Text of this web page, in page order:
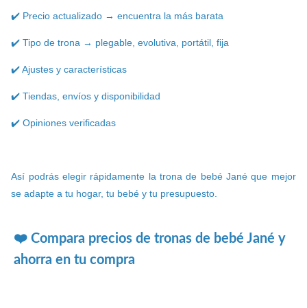
✔️ Precio actualizado → encuentra la más barata
✔️ Tipo de trona → plegable, evolutiva, portátil, fija
✔️ Ajustes y características
✔️ Tiendas, envíos y disponibilidad
✔️ Opiniones verificadas
Así podrás elegir rápidamente la trona de bebé Jané que mejor
se adapte a tu hogar, tu bebé y tu presupuesto.
❤️ Compara precios de tronas de bebé Jané y
ahorra en tu compra